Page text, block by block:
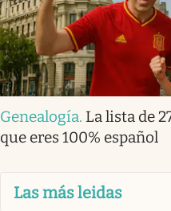
Genealogía. La lista de
que eres 100% español
Las más leidas